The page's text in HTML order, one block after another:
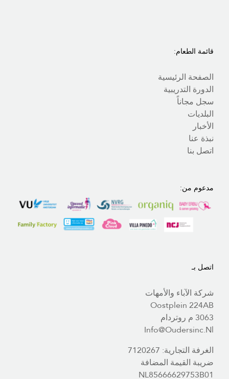
قائمة الطعام:
الصفحة الرئيسية
الدورة التدريبية
سجل مجاناً
البلديات
الأخبار
نبذة عنا
اتصل بنا
مدعوم من:
اتصل بـ
شركة الآباء والأمهات
Oostplein 224AB
3063 م روتردام
Info@oudersinc.nl
الغرفة التجارية: 7120267
ضريبة القيمة المضافة
NL85666629753B01